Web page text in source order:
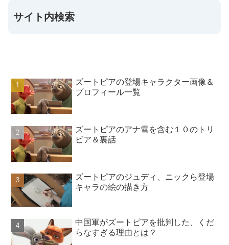
サイト内検索
ズートピアの登場キャラクター画像＆
プロフィール一覧
ズートピアのアナ雪を含む１０のトリ
ビア＆裏話
ズートピアのジュディ、ニックら登場
キャラの絵の描き方
中国軍がズートピアを批判した、くだ
らなすぎる理由とは？